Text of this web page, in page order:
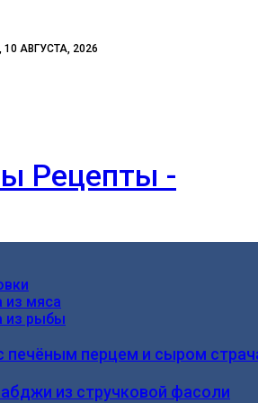
АВГУСТА, 2026
Рецепты -
из мяса
из рыбы
печёным перцем и сыром
из стручковой фасоли